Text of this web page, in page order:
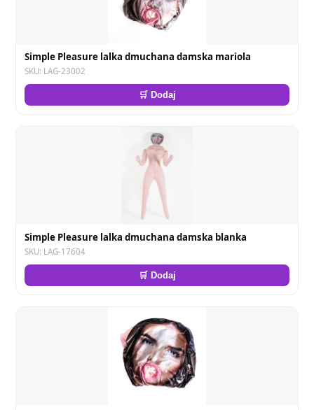
Simple Pleasure lalka dmuchana damska mariola
SKU: LAG-23002
🛒 Dodaj
Simple Pleasure lalka dmuchana damska blanka
SKU: LAG-17604
🛒 Dodaj